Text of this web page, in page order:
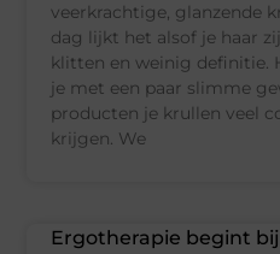
veerkrachtige, glanzende
dag lijkt het alsof je haar
klitten en weinig definitie.
je met een paar slimme
producten je krullen veel
krijgen. We
Ergotherapie begint